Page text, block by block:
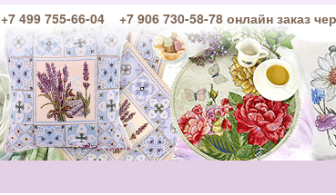
499 755-66-04 +7 906 730-58-78 онлайн заказ